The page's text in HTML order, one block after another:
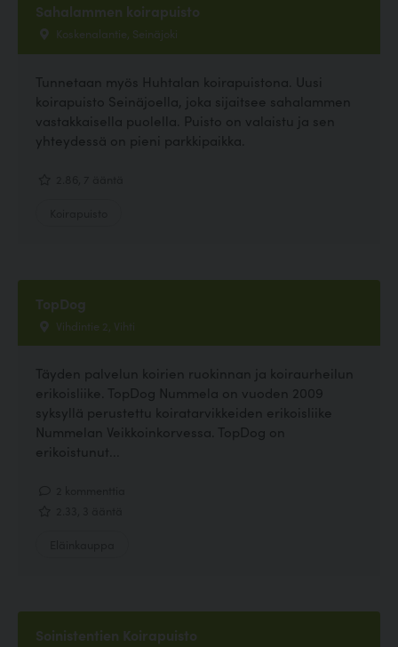
Sahalammen koirapuisto
Koskenalantie, Seinäjoki
Tunnetaan myös Huhtalan koirapuistona. Uusi
koirapuisto Seinäjoella, joka sijaitsee sahalammen
vastakkaisella puolella. Puisto on valaistu ja sen
yhteydessä on pieni parkkipaikka.
TopDog
Vihdintie 2, Vihti
Täyden palvelun koirien ruokinnan ja koiraurheilun
erikoisliike. TopDog Nummela on vuoden 2009
syksyllä perustettu koiratarvikkeiden erikoisliike
Nummelan Veikkoinkorvessa. TopDog on
erikoistunut...
Soinistentien Koirapuisto